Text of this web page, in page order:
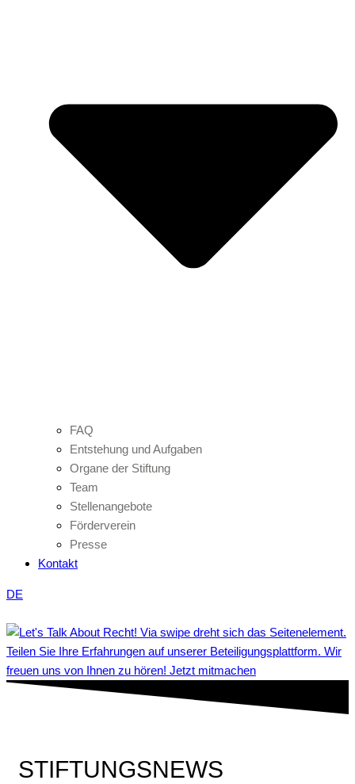
FAQ
Entstehung und Aufgaben
Organe der Stiftung
Team
Stellenangebote
Förderverein
Presse
Kontakt
DE
Teilen Sie Ihre Erfahrungen auf unserer Beteiligungsplattform. Wir
freuen uns von Ihnen zu hören! Jetzt mitmachen
STIFTUNGSNEWS